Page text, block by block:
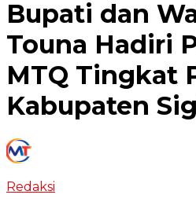
Bupati dan
Touna Hadiri
MTQ Tingkat
Kabupaten
Redaksi